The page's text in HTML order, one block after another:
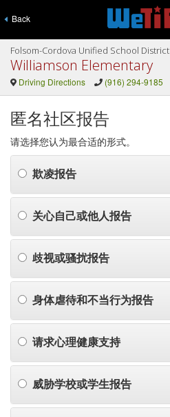
Back
Folsom-Cordova Unified School District
Williamson Elementary
Driving Directions (916) 294-9185
匿名社区报告
请选择您认为最合适的形式。
欺凌报告
关心自己或他人报告
歧视或骚扰报告
身体虐待和不当行为报告
请求心理健康支持
威胁学校或学生报告